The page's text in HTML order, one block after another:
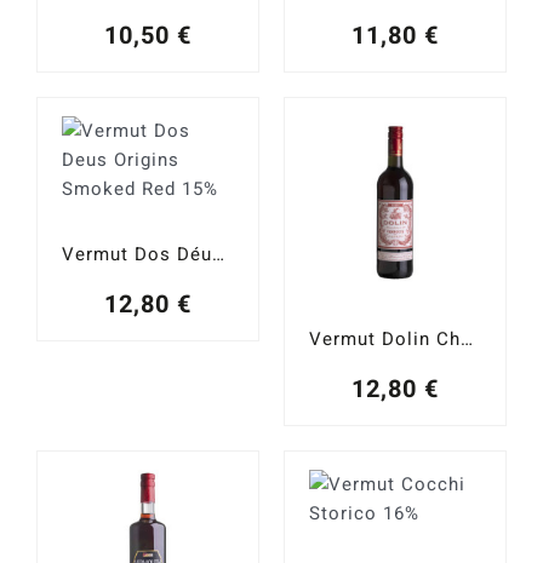
10,50 € 11,80 €
Vermut Dos Déus Origins Smoked Red 15%
12,80 €
Vermut Dolin Chambery Rouge 16%
12,80 €